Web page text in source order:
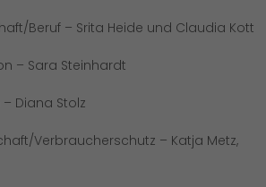
Beruf – Srita Heide und Claudia Kott
– Sara Steinhardt
Diana Stolz
Verbraucherschutz – Katja Metz,